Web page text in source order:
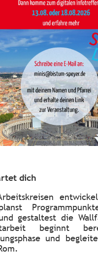
dich
gestaltest die
beginnt
und